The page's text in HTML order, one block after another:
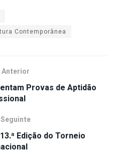
Contemporânea
Provas de Aptidão
Edição do Torneio